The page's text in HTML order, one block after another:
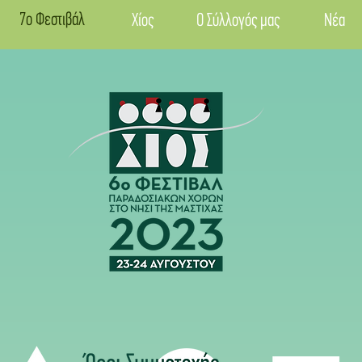
7ο Φεστιβάλ Χίος Ο Σύλλογός μας Νέα